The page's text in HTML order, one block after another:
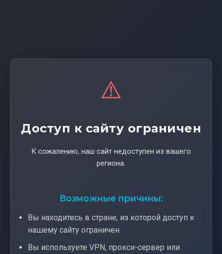
⚠️
Доступ к сайту ограничен
К сожалению, наш сайт недоступен из вашего
региона.
Возможные причины:
Вы находитесь в стране, из которой доступ к
нашему сайту ограничен.
Вы используете VPN, прокси-сервер или